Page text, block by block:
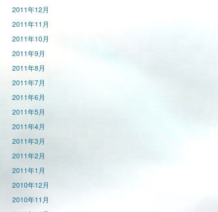
2011年12月
2011年11月
2011年10月
2011年9月
2011年8月
2011年7月
2011年6月
2011年5月
2011年4月
2011年3月
2011年2月
2011年1月
2010年12月
2010年11月